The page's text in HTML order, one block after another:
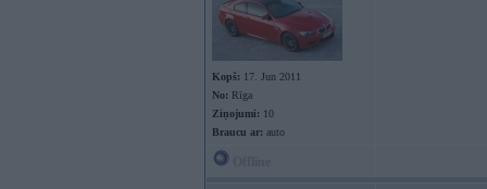
Kopš: 17. Jun 2011
No: Rīga
Ziņojumi: 10
Braucu ar: auto